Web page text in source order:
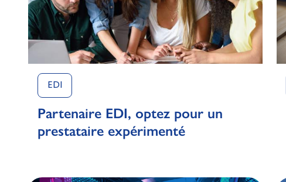
EDI
Partenaire EDI, optez pour un
prestataire expérimenté